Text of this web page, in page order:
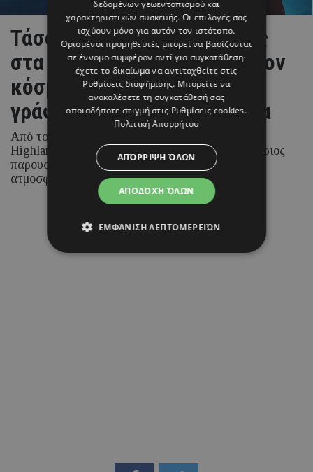
Τάσος Τρύφωνος: Διακοπές
στα μέρη που ενέπνευσαν τον
κόσμο του Harry Potter και
γράφτηκαν τα πρώτα βιβλία
Από το ιστορικό Εδιμβούργο μέχρι τα μυθικά
Highlands και τη διάσημη Highland Cow, ο Κύπριος
παρουσιαστής εξερεύνησε έναν από τους πιο
ατμοσφαιρικούς προορισμούς της Ευρώπης.
δεδομένων γεωεντοπισμού και
χαρακτηριστικών συσκευής. Οι επιλογές σας
ισχύουν μόνο για αυτόν τον ιστότοπο.
Ορισμένοι προμηθευτές μπορεί να βασίζονται
σε έννομο συμφέρον αντί για συγκατάθεση·
έχετε το δικαίωμα να αντιταχθείτε στις
Ρυθμίσεις διαφήμισης. Μπορείτε να
ανακαλέσετε τη συγκατάθεσή σας
οποιαδήποτε στιγμή στις Ρυθμίσεις cookies.
Πολιτική Απορρήτου
ΑΠΟΔΟΧΉ ΌΛΩΝ
ΑΠΌΡΡΙΨΗ ΌΛΩΝ
ΕΜΦΆΝΙΣΗ ΛΕΠΤΟΜΕΡΕΙΏΝ